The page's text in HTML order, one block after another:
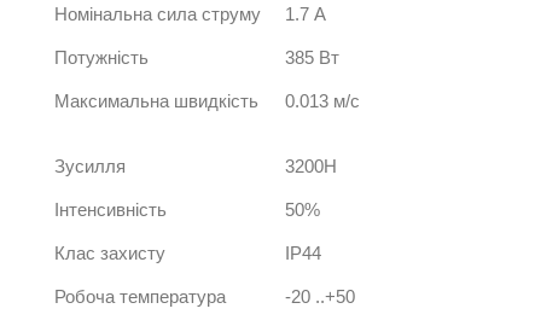
Номінальна сила струму 1.7 А
Потужність 385 Вт
Максимальна швидкість 0.013 м/с
Зусилля 3200Н
Інтенсивність 50%
Клас захисту IP44
Робоча температура -20 ..+50